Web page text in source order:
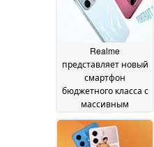
Realme
представляет новый
смартфон
бюджетного класса с
массивным
000 мАч22 May 2026